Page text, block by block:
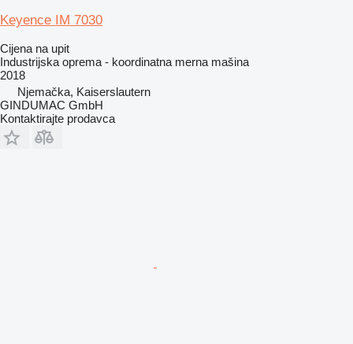
Keyence IM 7030
Cijena na upit
Industrijska oprema - koordinatna merna mašina
2018
Njemačka, Kaiserslautern
GINDUMAC GmbH
Kontaktirajte prodavca